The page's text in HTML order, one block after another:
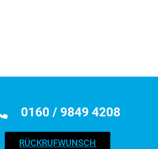
0160 / 9849 4208
RÜCKRUFWUNSCH